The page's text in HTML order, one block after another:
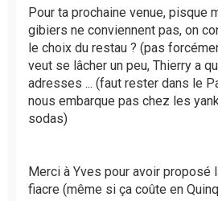
s
a
g
e
n
o
n
l
Pour ta prochaine venue, pisque
gibiers ne conviennent pas, on
le choix du restau ? (pas
veut se lâcher un peu, Thierry a
adresses ... (faut rester dans le
nous embarque pas chez les
sodas)
Merci à Yves pour avoir proposé
fiacre (même si ça coûte en